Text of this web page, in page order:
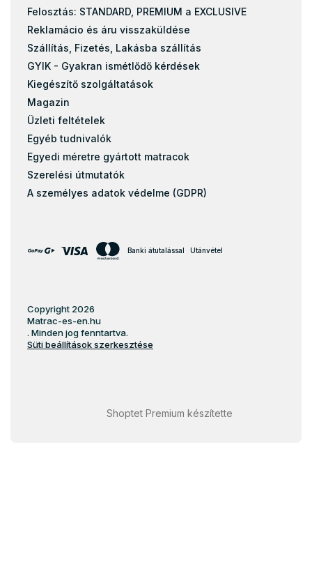
Felosztás: STANDARD, PREMIUM a EXCLUSIVE
Reklamácio és áru visszaküldése
Szállítás, Fizetés, Lakásba szállítás
GYIK - Gyakran ismétlődő kérdések
Kiegészítő szolgáltatások
Magazin
Üzleti feltételek
Egyéb tudnivalók
Egyedi méretre gyártott matracok
Szerelési útmutatók
A személyes adatok védelme (GDPR)
Banki átutalással Utánvétel
Shoptet Premium készítette
Copyright 2026
Matrac-es-en.hu
. Minden jog fenntartva.
Süti beállítások szerkesztése